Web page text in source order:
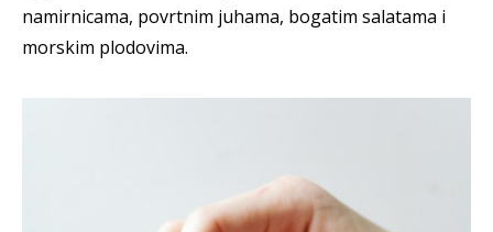
namirnicama, povrtnim juhama, bogatim salatama i
morskim plodovima.